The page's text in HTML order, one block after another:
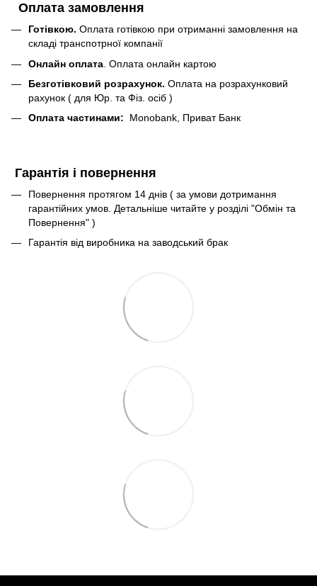
Оплата замовлення
Готівкою. Оплата готівкою при отриманні замовлення на
складі транспотрної компанії
Онлайн оплата . Оплата онлайн картою
Безготівковий розрахунок. Оплата на розрахунковий
рахунок ( для Юр. та Фіз. осіб )
Оплата частинами: Monobank, Приват Банк
Гарантія і повернення
Повернення протягом 14 днів ( за умови дотримання
гарантійних умов. Детальніше читайте у розділі "Обмін та
Повернення" )
Гарантія від виробника на заводський брак